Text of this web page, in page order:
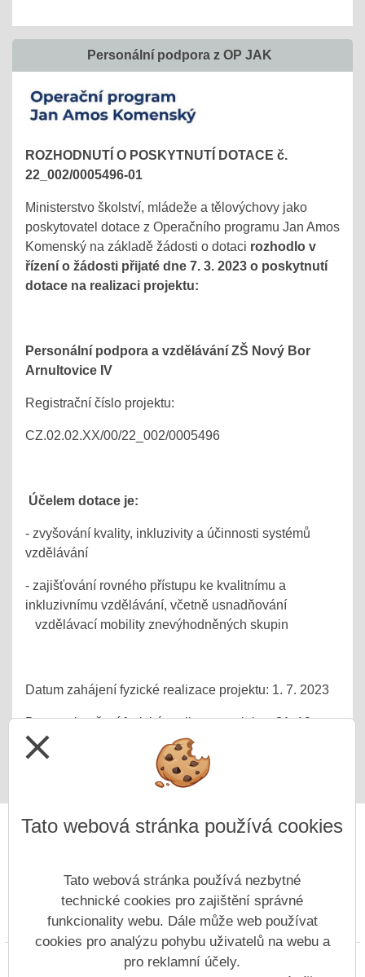
Personální podpora z OP JAK
ROZHODNUTÍ O POSKYTNUTÍ DOTACE č.
22_002/0005496-01
Ministerstvo školství, mládeže a tělovýchovy jako
poskytovatel dotace z Operačního programu Jan Amos
Komenský na základě žádosti o dotaci rozhodlo v
řízení o žádosti přijaté dne 7. 3. 2023 o poskytnutí
dotace na realizaci projektu:
Personální podpora a vzdělávání ZŠ Nový Bor
Arnultovice IV
Registrační číslo projektu:
CZ.02.02.XX/00/22_002/0005496
Účelem dotace je:
- zvyšování kvality, inkluzivity a účinnosti systémů
vzdělávání
- zajišťování rovného přístupu ke kvalitnímu a
inkluzivnímu vzdělávání, včetně usnadňování
vzdělávací mobility znevýhodněných skupin
Datum zahájení fyzické realizace projektu: 1. 7. 2023
Datum ukončení fyzické realizace projektu: 31. 12.
2025
Prohlášení o přístupnosti Mapa webu Cookies
Copyright © 2022 - 2023 ZŠ Nový Bor, Generála Svobody &
close
Tato webová stránka používá cookies
Tato webová stránka používá nezbytné
technické cookies pro zajištění správné
funkcionality webu. Dále může web používat
cookies pro analýzu pohybu uživatelů na webu a
pro reklamní účely.